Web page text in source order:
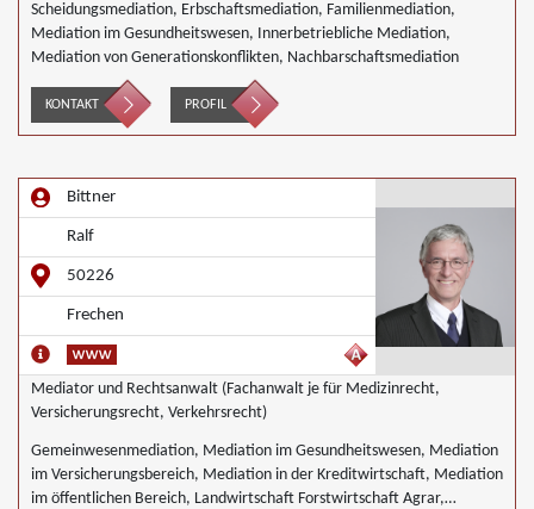
Scheidungsmediation, Erbschaftsmediation, Familienmediation,
Mediation im Gesundheitswesen, Innerbetriebliche Mediation,
Mediation von Generationskonflikten, Nachbarschaftsmediation
KONTAKT PROFIL
Bittner
Ralf
50226
Frechen
Mediator und Rechtsanwalt (Fachanwalt je für Medizinrecht,
Versicherungsrecht, Verkehrsrecht)
Gemeinwesenmediation, Mediation im Gesundheitswesen, Mediation
im Versicherungsbereich, Mediation in der Kreditwirtschaft, Mediation
im öffentlichen Bereich, Landwirtschaft Forstwirtschaft Agrar,